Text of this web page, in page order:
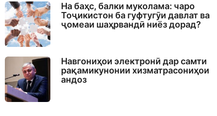
На баҳс, балки муколама: чаро
Тоҷикистон ба гуфтугӯи давлат ва
ҷомеаи шаҳрвандӣ ниёз дорад?
Навгониҳои электронӣ дар самти
рақамикунонии хизматрасониҳои
андоз